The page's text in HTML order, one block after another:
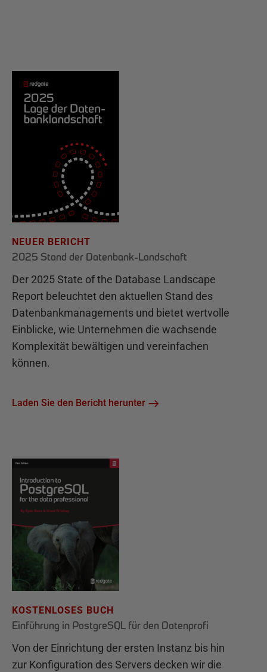
NEUER BERICHT
2025 Stand der Datenbank-Landschaft
Der 2025 State of the Database Landscape
Report beleuchtet den aktuellen Stand des
Datenbankmanagements und bietet wertvolle
Einblicke, wie Unternehmen die wachsende
Komplexität bewältigen und vereinfachen
können.
Laden Sie den Bericht herunter
KOSTENLOSES BUCH
Einführung in PostgreSQL für den Datenprofi
Von der Einrichtung der ersten Instanz bis hin
zur Konfiguration des Servers decken wir die